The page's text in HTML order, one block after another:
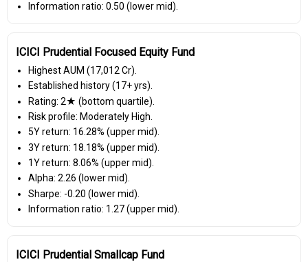
Information ratio: 0.50 (lower mid).
ICICI Prudential Focused Equity Fund
Highest AUM (₹17,012 Cr).
Established history (17+ yrs).
Rating: 2★ (bottom quartile).
Risk profile: Moderately High.
5Y return: 16.28% (upper mid).
3Y return: 18.18% (upper mid).
1Y return: 8.06% (upper mid).
Alpha: 2.26 (lower mid).
Sharpe: -0.20 (lower mid).
Information ratio: 1.27 (upper mid).
ICICI Prudential Smallcap Fund